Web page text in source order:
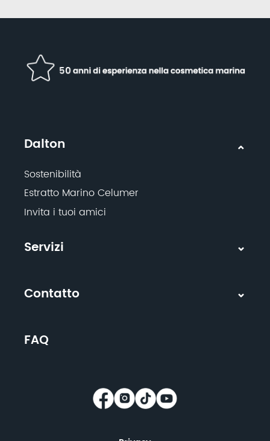
Dalton
Sostenibilità
Estratto Marino Celumer
Invita i tuoi amici
Servizi
Contatto
FAQ